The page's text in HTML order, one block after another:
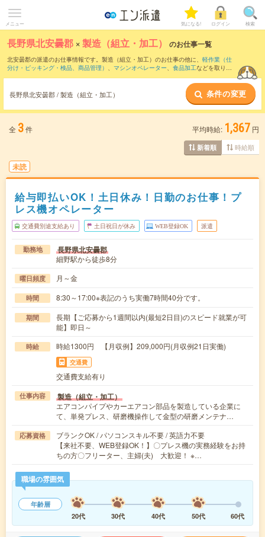
メニュー 気になる! ログイン 検索
長野県北安曇郡 ×製造（組立・加工） のお仕事一覧
北安曇郡の派遣のお仕事情報です。製造（組立・加工）のお仕事の他に、 軽作業（仕
分け・ピッキング・検品、商品管理） 、 マシンオペレーター、 食品加工などを取り揃
製造（組立・加工）のお仕事とは？とは？
長野県北安曇郡 / 製造（組立・加工） 条件の変更
全 3件 平均時給: 1,367 円
新着順 時給順
未読
給与即払いOK！土日休み！日勤のお仕事！プ
レス機オペレーター
交通費別途支給あり 土日祝日が休み WEB登録OK 派遣
勤務地 長野県北安曇郡
細野駅から徒歩8分
曜日頻度 月～金
時間 8:30～17:00※表記のうち実働7時間40分です。
期間
長期【ご応募から1週間以内(最短2日目)のスピード就業が可
能】即日～
時給 時給1300円 【月収例】209,000円(月収例21日実働)
交通費
交通費支給有り
仕事内容 製造（組立・加工）
エアコンパイプやカーエアコン部品を製造している企業に
て、単発プレス、研磨機操作して金型の研磨メンテナ…
応募資格
ブランクOK / パソコンスキル不要 / 英語力不要
【来社不要、WEB登録OK！】〇プレス機の実務経験をお持
ちの方〇フリーター、主婦(夫) 大歓迎！ ※…
職場の雰囲気
年齢層
20代
30代 40代 50代 60代